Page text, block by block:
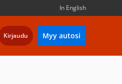
In English
Kirjaudu Myy autosi